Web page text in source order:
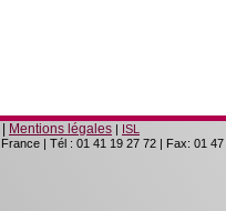
Mentions légales | ISL
| Tél : 01 41 19 27 72| Fax: 01 47